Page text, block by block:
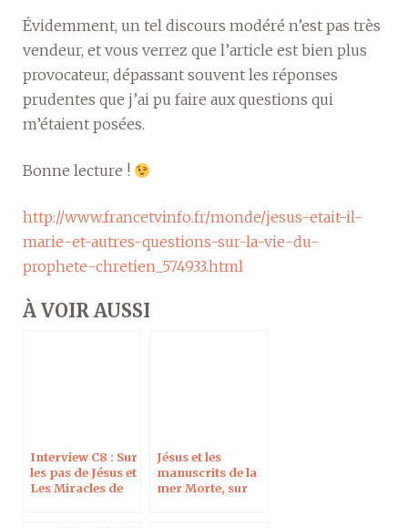
Évidemment, un tel discours modéré n’est pas très
vendeur, et vous verrez que l’article est bien plus
provocateur, dépassant souvent les réponses
prudentes que j’ai pu faire aux questions qui
m’étaient posées.
Bonne lecture !
http://www.francetvinfo.fr/monde/jesus-etait-il-
marie-et-autres-questions-sur-la-vie-du-
prophete-chretien_574933.html
À VOIR AUSSI
Interview C8 : Sur
les pas de Jésus et
Les Miracles de
Jésus et les
manuscrits de la
mer Morte, sur